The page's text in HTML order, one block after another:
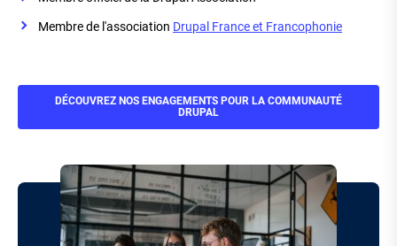
Membre de l'association Drupal France et Francophonie
DÉCOUVREZ NOS ENGAGEMENTS POUR LA COMMUNAUTÉ
DRUPAL
Image